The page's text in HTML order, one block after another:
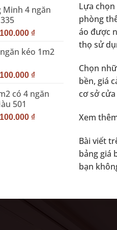
₫.
tại
4.100.000 ₫.
Minh 4 ngăn
₫Giá
tại
4.100.000 ₫.
kéo 1m2
₫.
₫Giá
tại
4.100.000 ₫.
có 4 ngăn
501
₫Giá
4.100.000 ₫.
Lựa
phòng
áo được
thọ sử
Chọn
bền, giá
cơ sở
Xem
Bài viết
bảng giá
bạn